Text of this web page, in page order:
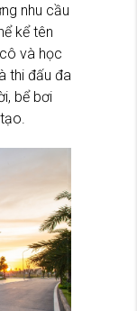
nhu cầu
kể tên
và học
thi đấu đa
bể bơi